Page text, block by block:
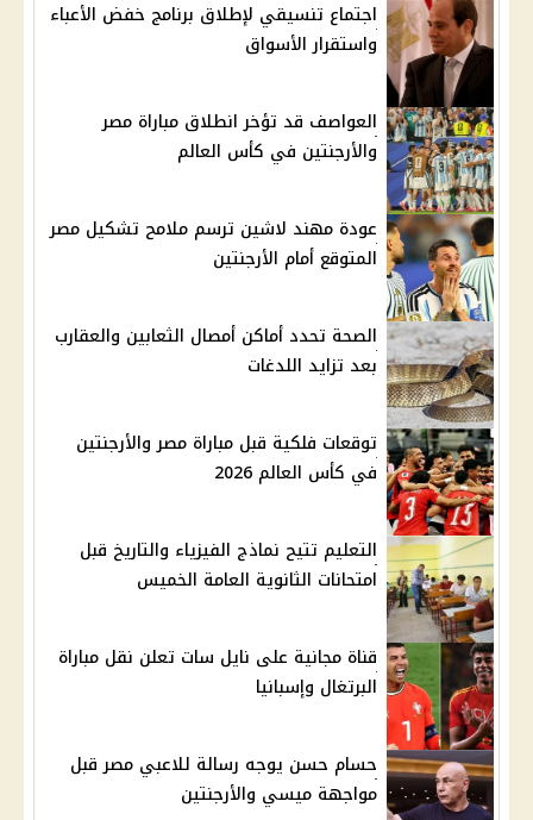
اجتماع تنسيقي لإطلاق برنامج خفض الأعباء
واستقرار الأسواق
العواصف قد تؤخر انطلاق مباراة مصر
والأرجنتين في كأس العالم
عودة مهند لاشين ترسم ملامح تشكيل مصر
المتوقع أمام الأرجنتين
الصحة تحدد أماكن أمصال الثعابين والعقارب
بعد تزايد اللدغات
توقعات فلكية قبل مباراة مصر والأرجنتين
في كأس العالم 2026
التعليم تتيح نماذج الفيزياء والتاريخ قبل
امتحانات الثانوية العامة الخميس
قناة مجانية على نايل سات تعلن نقل مباراة
البرتغال وإسبانيا
حسام حسن يوجه رسالة للاعبي مصر قبل
مواجهة ميسي والأرجنتين